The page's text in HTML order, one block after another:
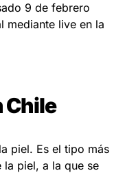
9 de febrero
mediante live en la
Chile
piel. Es el tipo más
piel, a la que se